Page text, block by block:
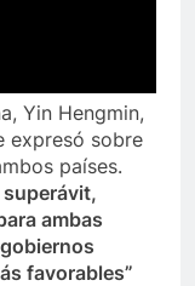
Yin Hengmin,
expresó sobre
países.
ambas
favorables”